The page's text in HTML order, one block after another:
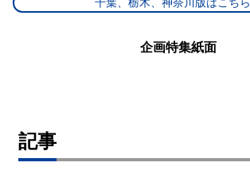
千葉、栃木、神奈川版はこちら
企画特集紙面
記事